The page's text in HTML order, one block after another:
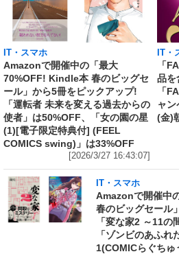
IT・スマホ
Amazonで開催中の「最大
70%OFF! Kindle本 春のビッグセ
ール」から5冊をピックアップ!
「運転者 未来を変える過去からの
使者」は50%OFF、「女の園の星
(1)[電子限定特典付] (FEEL
COMICS swing)」は33%OFF
[2026/3/27 16:43:07]
IT・
「
品を
「
ャ
(金)
IT・スマホ
Amazonで開催中
春のビッグセール
「変な家2 ～11の
「ゾンビのあふ
1(COMICらぐちゅ